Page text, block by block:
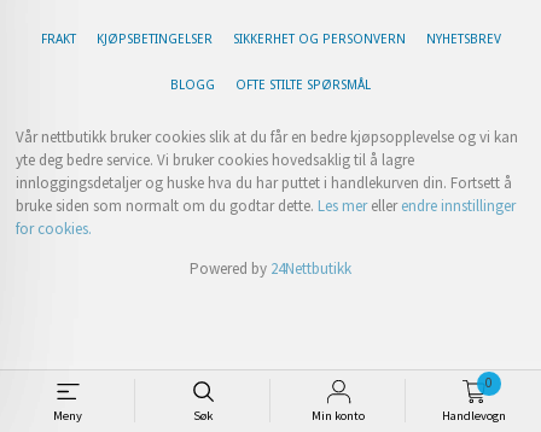
Meny Søk Min konto Handlevogn
0
FRAKT KJØPSBETINGELSER SIKKERHET OG PERSONVERN NYHETSBREV
BLOGG OFTE STILTE SPØRSMÅL
Vår nettbutikk bruker cookies slik at du får en bedre kjøpsopplevelse og vi kan
yte deg bedre service. Vi bruker cookies hovedsaklig til å lagre
innloggingsdetaljer og huske hva du har puttet i handlekurven din. Fortsett å
bruke siden som normalt om du godtar dette. Les merellerendre innstillinger
for cookies.
Powered by 24Nettbutikk